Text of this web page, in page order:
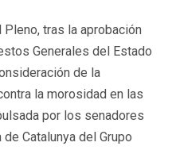
Pleno, tras la aprobación
Generales del Estado
de la
la morosidad en las
por los senadores
Catalunya del Grupo